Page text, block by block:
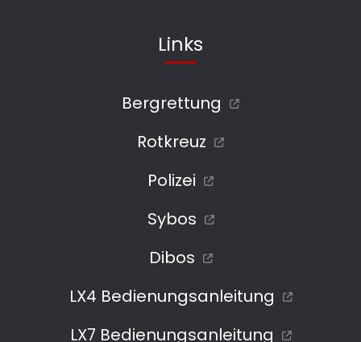
Links
Bergrettung
Rotkreuz
Polizei
Sybos
Dibos
LX4 Bedienungsanleitung
LX7 Bedienungsanleitung